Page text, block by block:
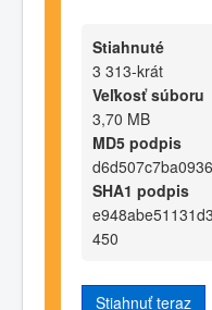
Stiahnuté
3 313-krát
Veľkosť súboru
3,70 MB
MD5 podpis
SHA1 podpis
450
Stiahnuť teraz